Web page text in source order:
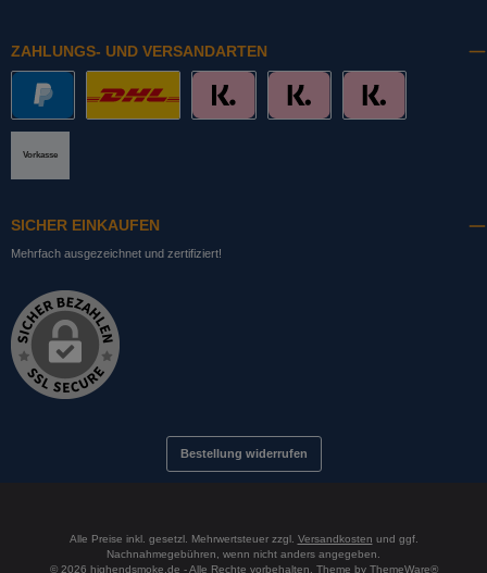
ZAHLUNGS- UND VERSANDARTEN
Vorkasse
SICHER EINKAUFEN
Mehrfach ausgezeichnet und zertifiziert!
Bestellung widerrufen
Alle Preise inkl. gesetzl. Mehrwertsteuer zzgl. Versandkosten und ggf.
Nachnahmegebühren, wenn nicht anders angegeben.
© 2026 highendsmoke.de - Alle Rechte vorbehalten. Theme by ThemeWare®